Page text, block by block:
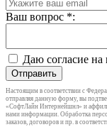
Ваш вопрос *:
Даю согласие на
Отправить
Настоящим в соответствии с
отправляя данную форму, вы
«СофтЛайн Интернейшнл» и
нами информации. Обработка
заказов, договоров и пр. в